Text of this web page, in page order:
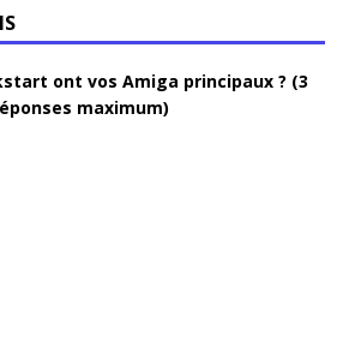
ont vos Amiga principaux ? (3
maximum)